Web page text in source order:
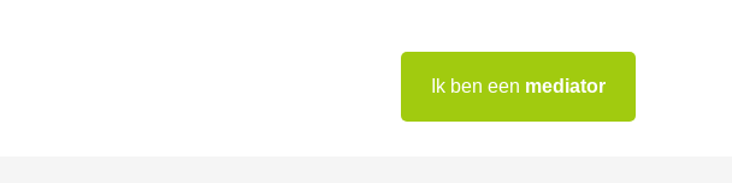
Ik ben een mediator